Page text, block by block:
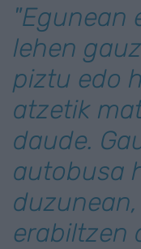
"Egunean
lehen
piztu edo
atzetik
daude.
autobusa
erabiltzen